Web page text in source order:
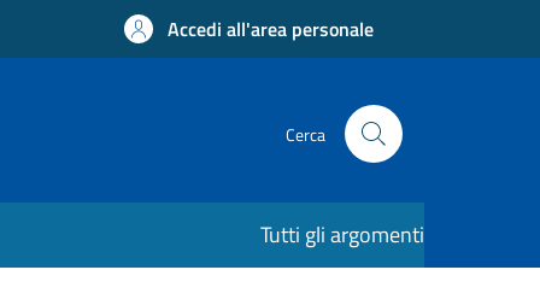
Accedi all'area personale
Cerca
Tutti gli argomenti